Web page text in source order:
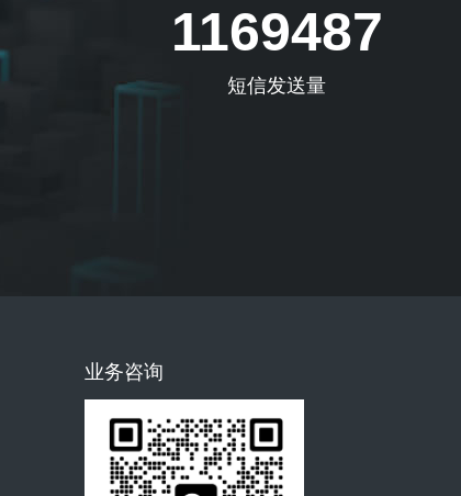
1169487
短信发送量
业务咨询